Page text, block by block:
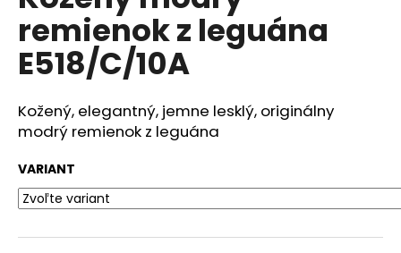
5
hviezdičiek.
remienok z leguána
E518/C/10A
Kožený, elegantný, jemne lesklý, originálny
modrý remienok z leguána
VARIANT
á
j
s
?
HĽADAŤ